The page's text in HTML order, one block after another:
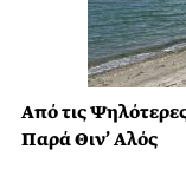
Από τις
Παρά Θιν’ Αλός